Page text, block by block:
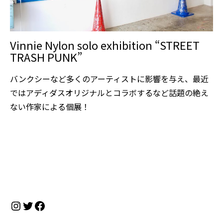
Vinnie Nylon solo exhibition “STREET
TRASH PUNK”
バンクシーなど多くのアーティストに影響を与え、最近
ではアディダスオリジナルとコラボするなど話題の絶え
ない作家による個展！
Instagram
Twitter
Facebook